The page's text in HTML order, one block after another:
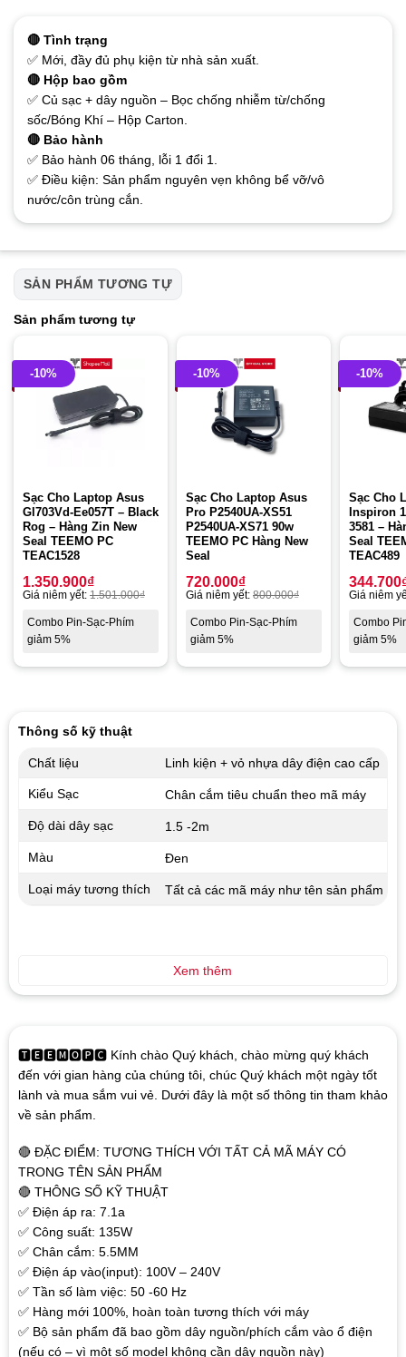
🔴 Tình trạng
✅ Mới, đầy đủ phụ kiện từ nhà sản xuất.
🔴 Hộp bao gồm
✅ Củ sạc + dây nguồn – Bọc chống nhiễm từ/chống
sốc/Bóng Khí – Hộp Carton.
🔴 Bảo hành
✅ Bảo hành 06 tháng, lỗi 1 đổi 1.
✅ Điều kiện: Sản phẩm nguyên vẹn không bể vỡ/vô
nước/côn trùng cắn.
SẢN PHẨM TƯƠNG TỰ
Sản phẩm tương tự
-10%
Sạc Cho Laptop Asus
Gl703Vd-Ee057T – Black
Rog – Hàng Zin New
Seal TEEMO PC
TEAC1528
1.350.900₫
Giá niêm yết: 1.501.000₫
Combo Pin-Sạc-Phím
giảm 5%
-10%
Sạc Cho Laptop Asus
Pro P2540UA-XS51
P2540UA-XS71 90w
TEEMO PC Hàng New
Seal
720.000₫
Giá niêm yết: 800.000₫
Combo Pin-Sạc-Phím
giảm 5%
-10%
Sạc Cho
Inspiron
3581 –
Seal
TEAC489
344.700
Giá niêm
Combo
giảm 5%
🆃🅴🅴🅼🅾🅿🅲 Kính chào Quý khách, chào mừng quý khách
đến với gian hàng của chúng tôi, chúc Quý khách một ngày tốt
lành và mua sắm vui vẻ. Dưới đây là một số thông tin tham khảo
về sản phẩm.
🔴 ĐẶC ĐIỂM: TƯƠNG THÍCH VỚI TẤT CẢ MÃ MÁY CÓ
TRONG TÊN SẢN PHẨM
🔴 THÔNG SỐ KỸ THUẬT
✅ Điện áp ra: 7.1a
✅ Công suất: 135W
✅ Chân cắm: 5.5MM
✅ Điện áp vào(input): 100V – 240V
✅ Tần số làm việc: 50 -60 Hz
✅ Hàng mới 100%, hoàn toàn tương thích với máy
✅ Bộ sản phẩm đã bao gồm dây nguồn/phích cắm vào ổ điện
(nếu có – vì một số model không cần dây nguồn này)
Thông số kỹ thuật
Chất liệu Linh kiện + vỏ nhựa dây điện cao cấp
Kiểu Sạc Chân cắm tiêu chuẩn theo mã máy
Độ dài dây sạc 1.5 -2m
Màu Đen
Loại máy tương thích Tất cả các mã máy như tên sản phẩm
Xem thêm